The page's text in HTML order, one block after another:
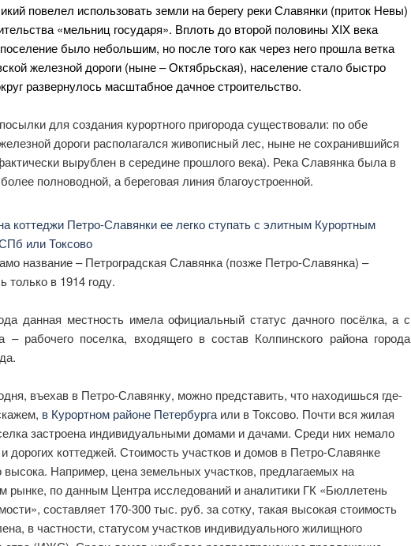
повелел использовать земли на берегу реки Славянки (приток Невы)
«мельниц государя». Вплоть до второй половины XIX века
было небольшим, но после того как через него прошла ветка
железной дороги (ныне – Октябрьская), население стало быстро
развернулось масштабное дачное строительство.
для создания курортного пригорода существовали: по обе
дороги располагался живописный лес, ныне не сохранившийся
вырублен в середине прошлого века). Река Славянка была в
полноводной, а береговая линия благоустроенной.
название – Петроградская Славянка (позже Петро-Славянка) –
только в 1914 году.
данная местность имела официальный статус дачного посёлка, а с
– рабочего поселка, входящего в состав Колпинского района города
въехав в Петро-Славянку, можно представить, что находишься где-
в Курортном районе Петербургаили в Токсово. Почти вся жилая
застроена индивидуальными домами и дачами. Среди них немало
дорогих коттеджей. Стоимость участков и домов в Петро-Славянке
высока. Например, цена земельных участков, предлагаемых на
рынке, по данным Центра исследований и аналитики ГК «Бюллетень
составляет 170-300 тыс. руб. за сотку, такая высокая стоимость
в частности, статусом участков индивидуального жилищного